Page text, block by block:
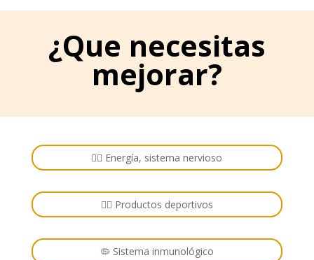
¿Que necesitas
mejorar?
🏋️‍♂️ Energía, sistema nervioso
🚴‍♂️ Productos deportivos
🦠 Sistema inmunológico